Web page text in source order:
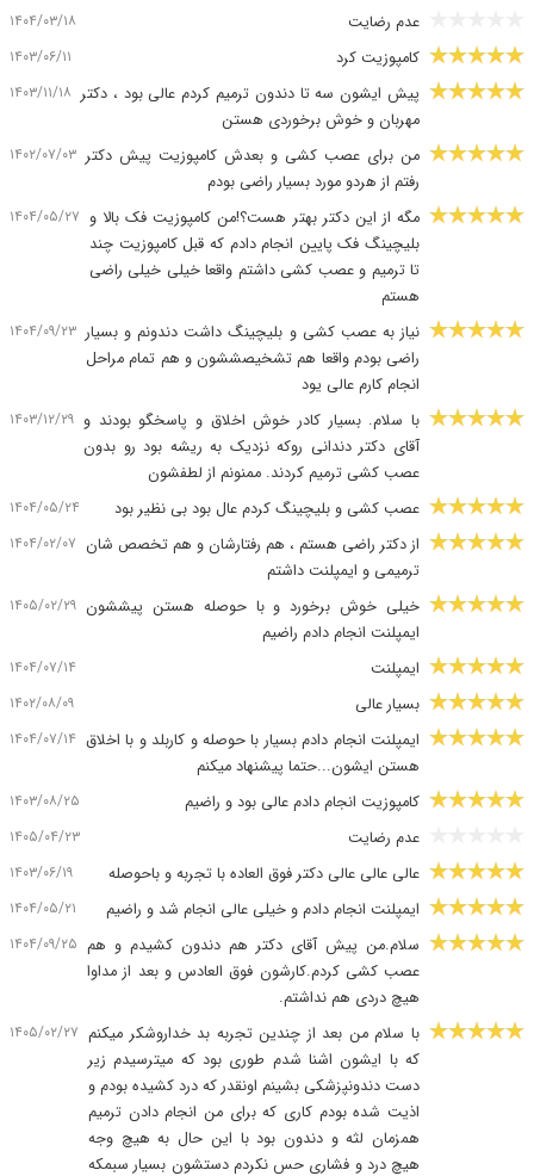
عدم رضایت ۱۴۰۴/۰۳/۱۸
کامپوزیت کرد ۱۴۰۳/۰۶/۱۱
پیش ایشون سه تا دندون ترمیم کردم عالی بود ، دکتر
مهربان و خوش برخوردی هستن
۱۴۰۳/۱۱/۱۸
من برای عصب کشی و بعدش کامپوزیت پیش دکتر
رفتم از هردو مورد بسیار راضی بودم
۱۴۰۲/۰۷/۰۳
مگه از این دکتر بهتر هست؟!من کامپوزیت فک بالا و
بلیچینگ فک پایین انجام دادم که قبل کامپوزیت چند
تا ترمیم و عصب کشی داشتم واقعا خیلی خیلی راضی
هستم
۱۴۰۴/۰۵/۲۷
نیاز به عصب کشی و بلیچینگ داشت دندونم و بسیار
راضی بودم واقعا هم تشخیصششون و هم تمام مراحل
انجام کارم عالی یود
۱۴۰۴/۰۹/۲۳
با سلام. بسیار کادر خوش اخلاق و پاسخگو بودند و
آقای دکتر دندانی روکه نزدیک به ریشه بود رو بدون
عصب کشی ترمیم کردند. ممنونم از لطفشون
۱۴۰۳/۱۲/۲۹
عصب کشی و بلیچینگ کردم عال بود بی نظیر بود ۱۴۰۴/۰۵/۲۴
از دکتر راضی هستم ، هم رفتارشان و هم تخصص شان
ترمیمی و ایمپلنت داشتم
۱۴۰۴/۰۲/۰۷
خیلی خوش برخورد و با حوصله هستن پیششون
ایمپلنت انجام دادم راضیم
۱۴۰۵/۰۲/۲۹
ایمپلنت ۱۴۰۴/۰۷/۱۴
بسیار عالی ۱۴۰۲/۰۸/۰۹
ایمپلنت انجام دادم بسیار با حوصله و کاربلد و با اخلاق
هستن ایشون...حتما پیشنهاد میکنم
۱۴۰۴/۰۷/۱۴
کامپوزیت انجام دادم عالی بود و راضیم ۱۴۰۳/۰۸/۲۵
عدم رضایت ۱۴۰۵/۰۴/۲۳
عالی عالی عالی دکتر فوق العاده با تجربه و باحوصله ۱۴۰۳/۰۶/۱۹
ایمپلنت انجام دادم و خیلی عالی انجام شد و راضیم ۱۴۰۴/۰۵/۲۱
سلام.من پیش آقای دکتر هم دندون کشیدم و هم
عصب کشی کردم.کارشون فوق العادس و بعد از مداوا
هیچ دردی هم نداشتم.
۱۴۰۴/۰۹/۲۵
با سلام من بعد از چندین تجربه بد خداروشکر میکنم
که با ایشون اشنا شدم طوری بود که میترسیدم زیر
دست دندونپزشکی بشینم اونقدر که درد کشیده بودم و
اذیت شده بودم کاری که برای من انجام دادن ترمیم
همزمان لثه و دندون بود با این حال به هیچ وجه
هیچ درد و فشاری حس نکردم دستشون بسیار سبمکه
۱۴۰۵/۰۲/۲۷